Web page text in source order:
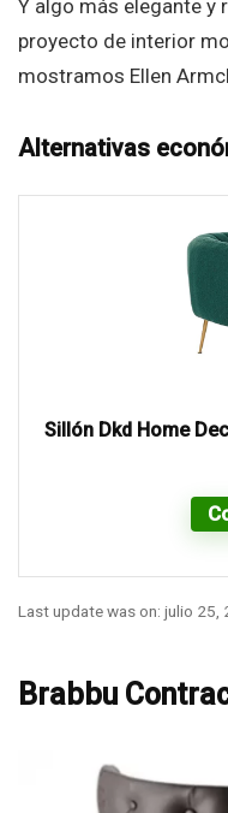
Y algo más elegante y
proyecto de interior
mostramos Ellen
Alternativas
Sillón Dkd Home
Last update was on: julio 25,
Brabbu